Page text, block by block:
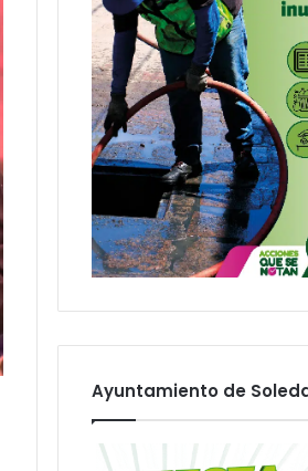
Ayuntamiento de